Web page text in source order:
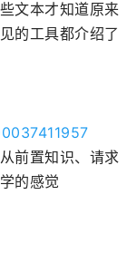
文本才知道原来
的工具都介绍了
前置知识、请求
的感觉